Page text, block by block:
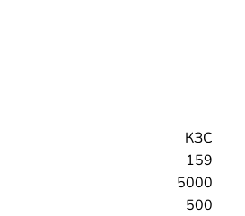
КЗС
159
5000
500